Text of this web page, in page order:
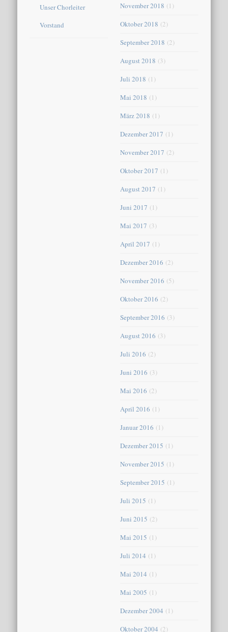
Unser Chorleiter
Vorstand
November 2018 (1)
Oktober 2018 (2)
September 2018 (2)
August 2018 (3)
Juli 2018 (1)
Mai 2018 (1)
März 2018 (1)
Dezember 2017 (1)
November 2017 (2)
Oktober 2017 (1)
August 2017 (1)
Juni 2017 (1)
Mai 2017 (3)
April 2017 (1)
Dezember 2016 (2)
November 2016 (5)
Oktober 2016 (2)
September 2016 (3)
August 2016 (3)
Juli 2016 (2)
Juni 2016 (3)
Mai 2016 (2)
April 2016 (1)
Januar 2016 (1)
Dezember 2015 (1)
November 2015 (1)
September 2015 (1)
Juli 2015 (1)
Juni 2015 (2)
Mai 2015 (1)
Juli 2014 (1)
Mai 2014 (1)
Mai 2005 (1)
Dezember 2004 (1)
Oktober 2004 (2)